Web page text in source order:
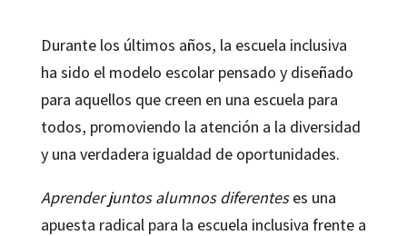
Durante los últimos años, la escuela inclusiva
ha sido el modelo escolar pensado y diseñado
para aquellos que creen en una escuela para
todos, promoviendo la atención a la diversidad
y una verdadera igualdad de oportunidades.
Aprender juntos alumnos diferenteses una
apuesta radical para la escuela inclusiva frente a